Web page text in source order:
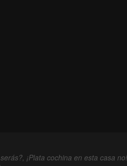
¡Plata cochina en esta casa